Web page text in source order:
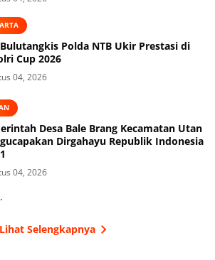
Polda NTB Ukir Prestasi di
Cup 2026
04, 2026
Desa Bale Brang Kecamatan Utan
Dirgahayu Republik Indonesia
04, 2026
Lihat Selengkapnya